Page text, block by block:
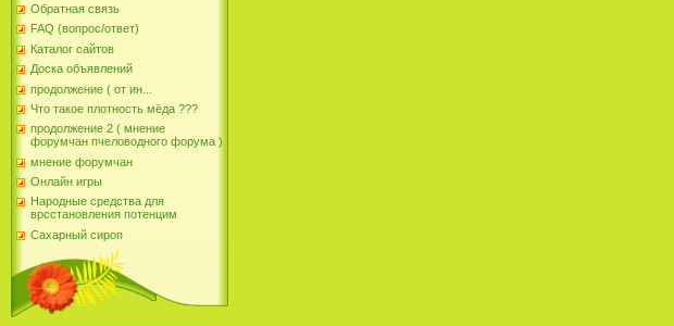
Обратная связь
FAQ (вопрос/ответ)
Каталог сайтов
Доска объявлений
продолжение ( от ин...
Что такое плотность мёда ???
продолжение 2 ( мнение
форумчан пчеловодного форума )
мнение форумчан
Онлайн игры
Народные средства для
врсстановления потенцим
Сахарный сироп